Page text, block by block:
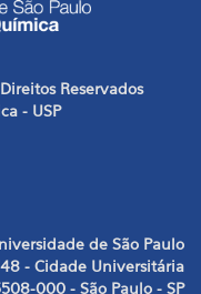
Reservados
- USP
de São Paulo
- Cidade Universitária
000 - São Paulo - SP